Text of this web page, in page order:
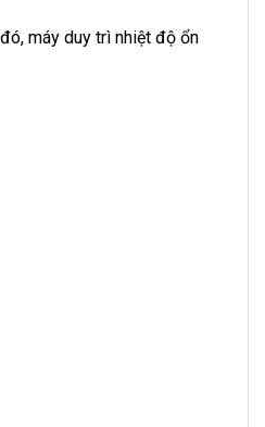
máy duy trì nhiệt độ ổn